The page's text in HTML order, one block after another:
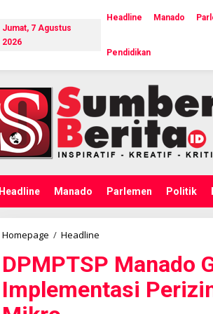
Jumat, 7 Agustus
2026
Headline Manado
Pendidikan
Headline Manado Parlemen Politik
Homepage / Headline
M
T
S
DPMPTSP Manado
Implementasi